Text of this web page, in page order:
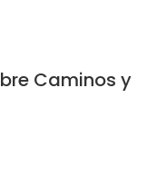
Caminos y